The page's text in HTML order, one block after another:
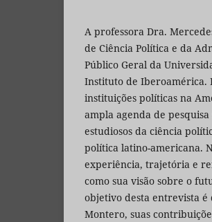
A professora Dra.
de Ciência Política e da
Público Geral da
Instituto de Iberoamérica.
instituições políticas na
ampla agenda de
estudiosos da ciência
política latino-americana.
experiência, trajetória e
como sua visão sobre o
objetivo desta entrevista
Montero, suas